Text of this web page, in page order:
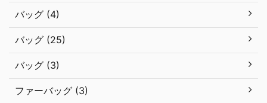
バッグ (4)
バッグ (25)
バッグ (3)
ファーバッグ (3)